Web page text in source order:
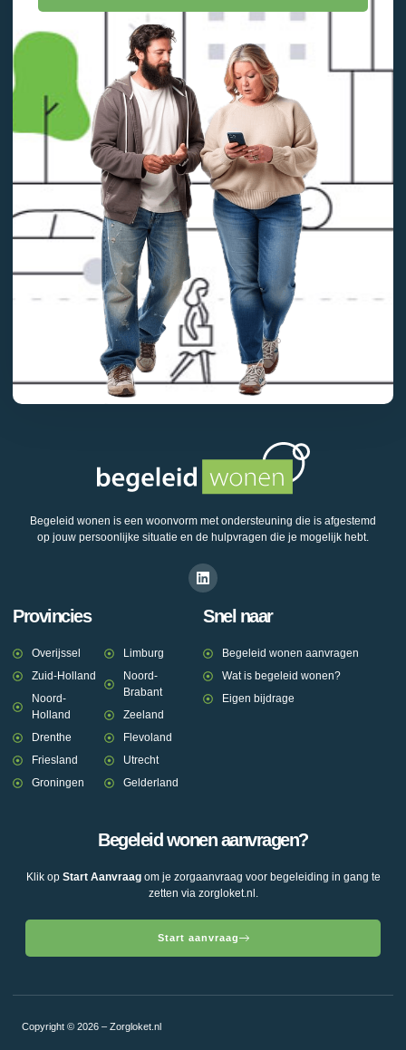
Begeleid wonen is een woonvorm met ondersteuning die is afgestemd
op jouw persoonlijke situatie en de hulpvragen die je mogelijk hebt.
Provincies
Overijssel
Zuid-Holland
Noord-
Holland
Drenthe
Friesland
Groningen
Limburg
Noord-
Brabant
Zeeland
Flevoland
Utrecht
Gelderland
Snel naar
Begeleid wonen aanvragen
Wat is begeleid wonen?
Eigen bijdrage
Begeleid wonen aanvragen?
Klik op Start Aanvraagom je zorgaanvraag voor begeleiding in gang te
zetten via zorgloket.nl.
Start aanvraag
Copyright © 2026 – Zorgloket.nl